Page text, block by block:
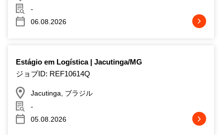
-
06.08.2026
Estágio em Logística | Jacutinga/MG
ジョブID: REF10614Q
Jacutinga, ブラジル
-
05.08.2026